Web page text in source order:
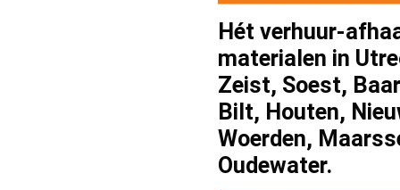
Hét verhuur-
materialen in
Zeist, Soest,
Bilt, Houten,
Woerden,
Oudewater.